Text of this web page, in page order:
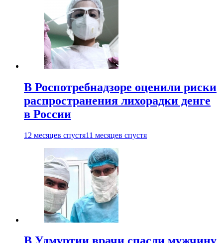
В Роспотребнадзоре оценили риски
распространения лихорадки денге
в России
12 месяцев спустя11 месяцев спустя